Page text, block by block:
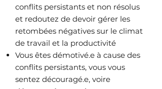
conflits persistants et non résolus
et redoutez de devoir gérer les
retombées négatives sur le climat
de travail et la productivité
Vous êtes démotivé.e à cause des
conflits persistants, vous vous
sentez découragé.e, voire